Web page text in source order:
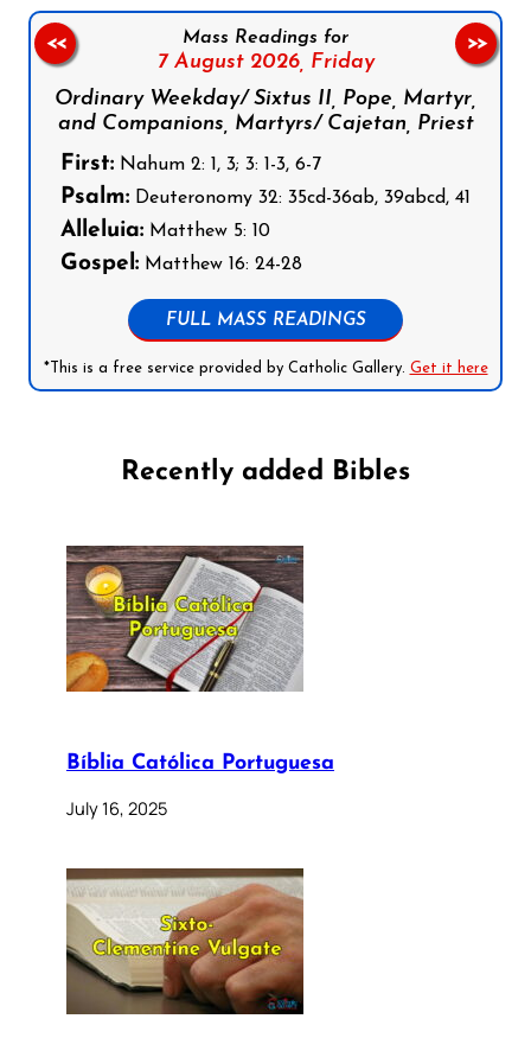
Mass Readings for
7 August 2026, Friday
Ordinary Weekday/ Sixtus II, Pope, Martyr,
and Companions, Martyrs/ Cajetan, Priest
First: Nahum 2: 1, 3; 3: 1-3, 6-7
Psalm: Deuteronomy 32: 35cd-36ab, 39abcd, 41
Alleluia: Matthew 5: 10
Gospel: Matthew 16: 24-28
FULL MASS READINGS
*This is a free service provided by Catholic Gallery. Get it here
<< >>
Recently added Bibles
Bíblia Católica Portuguesa
July 16, 2025